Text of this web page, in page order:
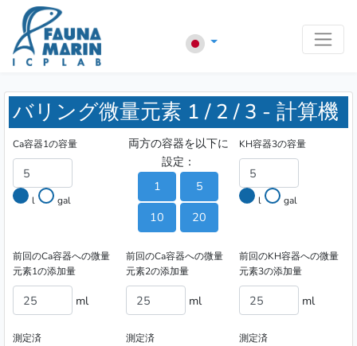
バリング微量元素 1 / 2 / 3 - 計算機
Ca容器1の容量
l gal
両方の容器を以下に
設定：
1
5
10
20
KH容器3の容量
l gal
前回のCa容器への微量
元素1の添加量
ml
前回のCa容器への微量
元素2の添加量
ml
前回のKH容器への微量
元素3の添加量
ml
測定済
測定済
測定済